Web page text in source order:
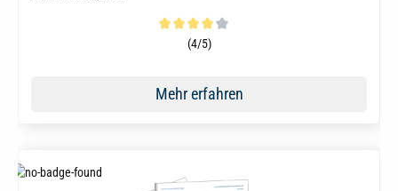
Durchschnittliche Bewertung von 4 von 5 Sternen
(4/5)
Mehr erfahren